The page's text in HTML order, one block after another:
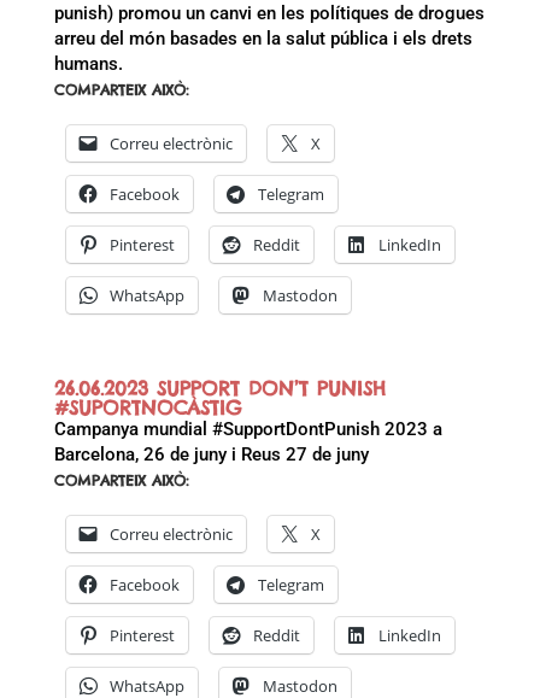
punish) promou un canvi en les polítiques de drogues
arreu del món basades en la salut pública i els drets
humans.
COMPARTEIX AIXÒ:
Correu electrònic X
Facebook Telegram
Pinterest Reddit LinkedIn
WhatsApp Mastodon
26.06.2023 SUPPORT DON’T PUNISH
#SUPORTNOCÀSTIG
Campanya mundial #SupportDontPunish 2023 a
Barcelona, 26 de juny i Reus 27 de juny
COMPARTEIX AIXÒ:
Correu electrònic X
Facebook Telegram
Pinterest Reddit LinkedIn
WhatsApp Mastodon